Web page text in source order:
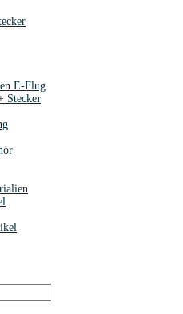
E-Flug
Stecker